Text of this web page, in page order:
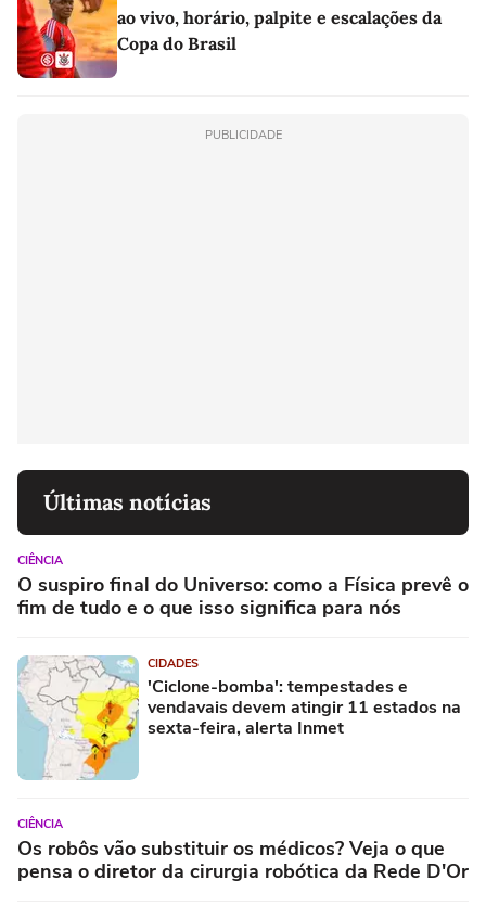
ao vivo, horário, palpite e escalações da
Copa do Brasil
PUBLICIDADE
Últimas notícias
CIÊNCIA
O suspiro final do Universo: como a Física prevê o
fim de tudo e o que isso significa para nós
CIDADES
'Ciclone-bomba': tempestades e
vendavais devem atingir 11 estados na
sexta-feira, alerta Inmet
CIÊNCIA
Os robôs vão substituir os médicos? Veja o que
pensa o diretor da cirurgia robótica da Rede D'Or